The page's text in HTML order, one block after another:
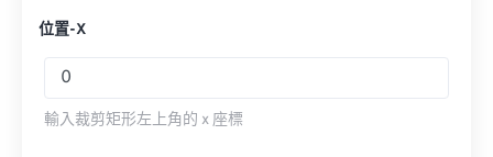
位置-X
輸入裁剪矩形左上角的 x 座標